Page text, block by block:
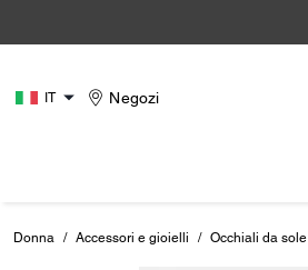
IT Negozi
Donna / Accessori e gioielli / Occhiali da sole